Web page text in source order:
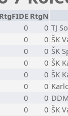
RtgFIDE RtgN
0 0 TJ
0 0 ŠK
0 0 ŠK
0 0 ŠK
0 0 ŠK
0 0
0 0
0 0 ŠK